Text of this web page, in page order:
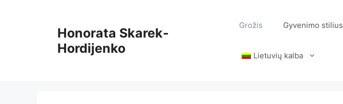
Honorata Skarek-
Hordijenko
Grožis Gyvenimo stilius
Lietuvių kalba